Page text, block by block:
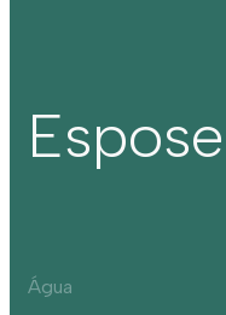
Água